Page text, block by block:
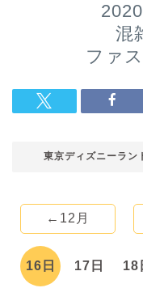
混
ファ
東京ディズニーラン
←12月
16日 17日 18